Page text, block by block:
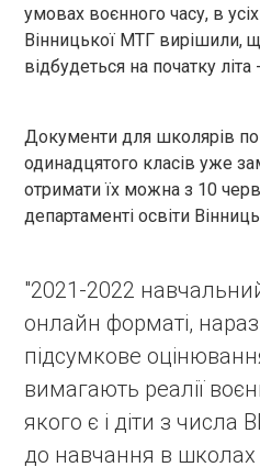
умовах воєнного часу, в
Вінницької МТГ вирішили,
відбудеться на початку
Документи для школярів по
одинадцятого класів уже
отримати їх можна з 10
департаменті освіти
"2021-2022
онлайн форматі,
підсумкове
вимагають реалії
якого є і діти з
до навчання в